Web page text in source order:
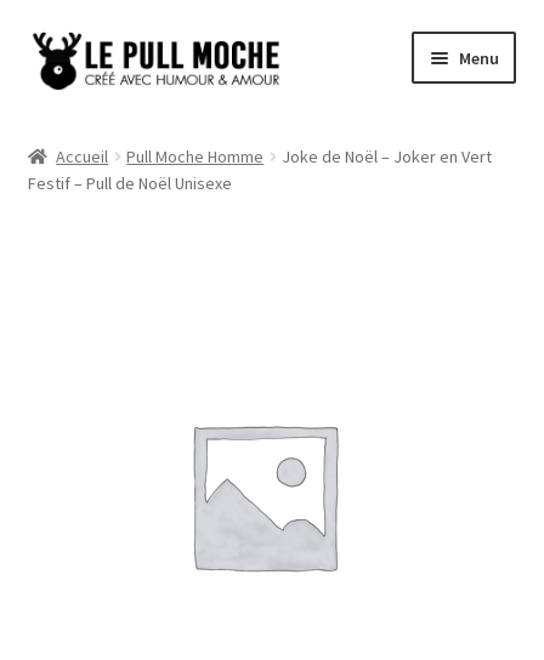
Aller
Aller
au
Menu
Pull Noël Femme
Accueil Pull Moche Homme
Joke de Noël – Joker en Vert
Festif – Pull de Noël Unisexe